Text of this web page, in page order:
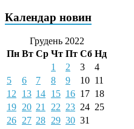
Календар новин
Грудень 2022
Пн Вт Ср Чт Пт Сб Нд
1
2 3
4
5
6 7 8 9 10 11
12
13 14 15 16 17 18
19 20 21 22 23 24 25
26 27 28 29 30 31